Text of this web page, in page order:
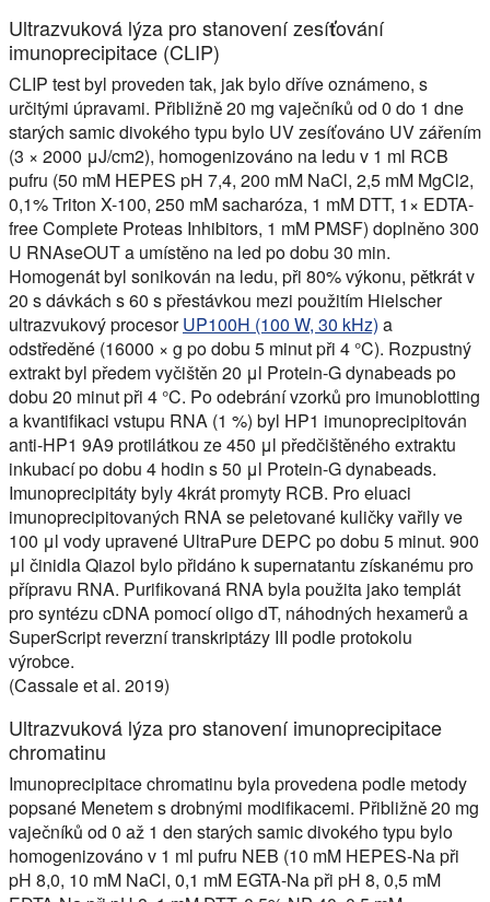
Ultrazvuková lýza pro stanovení zesíťování
imunoprecipitace (CLIP)
CLIP test byl proveden tak, jak bylo dříve oznámeno, s
určitými úpravami. Přibližně 20 mg vaječníků od 0 do 1 dne
starých samic divokého typu bylo UV zesíťováno UV zářením
(3 × 2000 μJ/cm2), homogenizováno na ledu v 1 ml RCB
pufru (50 mM HEPES pH 7,4, 200 mM NaCl, 2,5 mM MgCl2,
0,1% Triton X-100, 250 mM sacharóza, 1 mM DTT, 1× EDTA-
free Complete Proteas Inhibitors, 1 mM PMSF) doplněno 300
U RNAseOUT a umístěno na led po dobu 30 min.
Homogenát byl sonikován na ledu, při 80% výkonu, pětkrát v
20 s dávkách s 60 s přestávkou mezi použitím Hielscher
ultrazvukový procesorUP100H (100 W, 30 kHz) a
odstředěné (16000 × g po dobu 5 minut při 4 °C). Rozpustný
extrakt byl předem vyčištěn 20 μl Protein-G dynabeads po
dobu 20 minut při 4 °C. Po odebrání vzorků pro imunoblotting
a kvantifikaci vstupu RNA (1 %) byl HP1 imunoprecipitován
anti-HP1 9A9 protilátkou ze 450 μl předčištěného extraktu
inkubací po dobu 4 hodin s 50 μl Protein-G dynabeads.
Imunoprecipitáty byly 4krát promyty RCB. Pro eluaci
imunoprecipitovaných RNA se peletované kuličky vařily ve
100 μl vody upravené UltraPure DEPC po dobu 5 minut. 900
μl činidla Qiazol bylo přidáno k supernatantu získanému pro
přípravu RNA. Purifikovaná RNA byla použita jako templát
pro syntézu cDNA pomocí oligo dT, náhodných hexamerů a
SuperScript reverzní transkriptázy III podle protokolu
výrobce.
(Cassale et al. 2019)
Ultrazvuková lýza pro stanovení imunoprecipitace
chromatinu
Imunoprecipitace chromatinu byla provedena podle metody
popsané Menetem s drobnými modifikacemi. Přibližně 20 mg
vaječníků od 0 až 1 den starých samic divokého typu bylo
homogenizováno v 1 ml pufru NEB (10 mM HEPES-Na při
pH 8,0, 10 mM NaCl, 0,1 mM EGTA-Na při pH 8, 0,5 mM